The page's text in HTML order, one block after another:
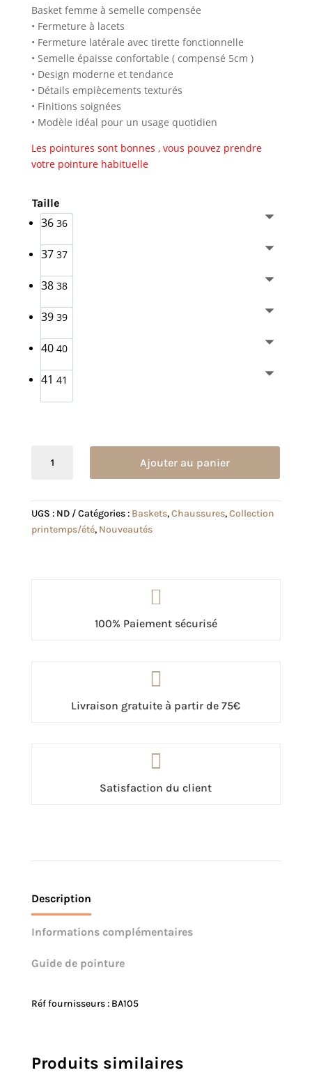
Basket femme à semelle compensée
• Fermeture à lacets
• Fermeture latérale avec tirette fonctionnelle
• Semelle épaisse confortable ( compensé 5cm )
• Design moderne et tendance
• Détails empiècements texturés
• Finitions soignées
• Modèle idéal pour un usage quotidien
Les pointures sont bonnes , vous pouvez prendre
votre pointure habituelle
Taille
36 36
37 37
38 38
39 39
40 40
41 41
Alina
verte
Ajouter au panier
UGS : ND Catégories : Baskets,Chaussures,Collection
printemps/été, Nouveautés

100% Paiement sécurisé

Livraison gratuite à partir de 75€

Satisfaction du client
Description
Informations complémentaires
Guide de pointure
Réf fournisseurs : BA105
Produits similaires